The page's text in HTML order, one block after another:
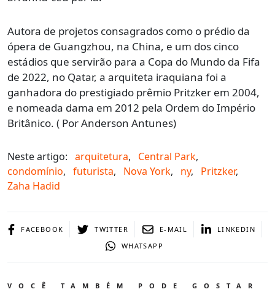
Autora de projetos consagrados como o prédio da
ópera de Guangzhou, na China, e um dos cinco
estádios que servirão para a Copa do Mundo da Fifa
de 2022, no Qatar, a arquiteta iraquiana foi a
ganhadora do prestigiado prêmio Pritzker em 2004,
e nomeada dama em 2012 pela Ordem do Império
Britânico. ( Por Anderson Antunes)
Neste artigo: arquitetura, Central Park,
condomínio, futurista, Nova York, ny, Pritzker,
Zaha Hadid
FACEBOOK TWITTER E-MAIL
LINKEDIN
WHATSAPP
VOCÊ TAMBÉM PODE GOSTAR